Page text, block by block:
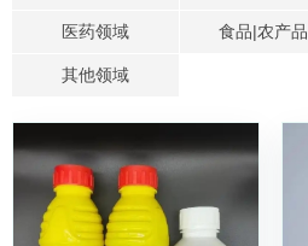
医药领域 食品|农产品
其他领域